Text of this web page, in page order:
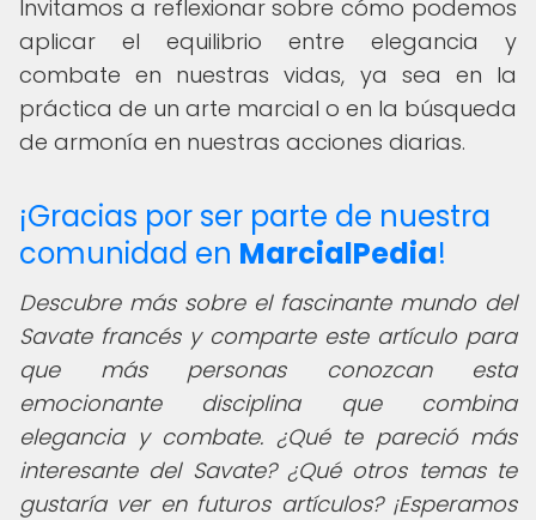
Invitamos a reflexionar sobre cómo podemos
aplicar el equilibrio entre elegancia y
combate en nuestras vidas, ya sea en la
práctica de un arte marcial o en la búsqueda
de armonía en nuestras acciones diarias.
¡Gracias por ser parte de nuestra
comunidad en MarcialPedia!
Descubre más sobre el fascinante mundo del
Savate francés y comparte este artículo para
que más personas conozcan esta
emocionante disciplina que combina
elegancia y combate. ¿Qué te pareció más
interesante del Savate? ¿Qué otros temas te
gustaría ver en futuros artículos? ¡Esperamos